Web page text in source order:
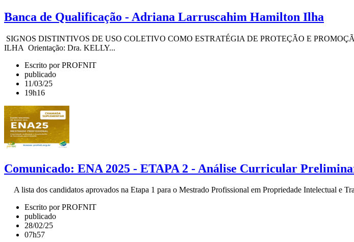
Banca de Qualificação - Adriana Larruscahim Hamilton Ilha
SIGNOS DISTINTIVOS DE USO COLETIVO COMO ESTRATÉGIA DE PROTEÇÃO E
ILHA Orientação: Dra. KELLY...
Escrito por PROFNIT
publicado
11/03/25
19h16
Comunicado: ENA 2025 - ETAPA 2 - Análise Curricular
A lista dos candidatos aprovados na Etapa 1 para o Mestrado Profissional em Propriedade Intelectual e
Escrito por PROFNIT
publicado
28/02/25
07h57